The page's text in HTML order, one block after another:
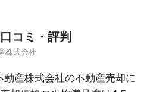
コミ・評判
株式会社
産株式会社の不動産売却に